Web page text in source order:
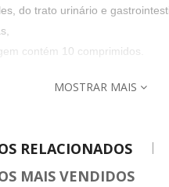
do trato urinário e
contém 10 comprimidos.
MOSTRAR MAIS
RELACIONADOS
MAIS VENDIDOS